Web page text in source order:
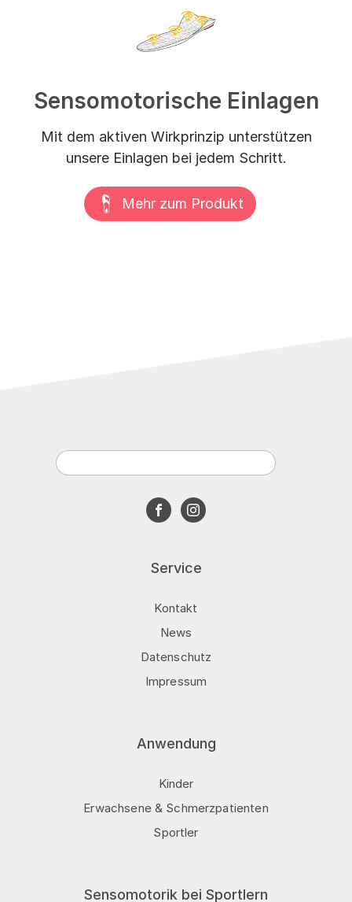
Sensomotorische Einlagen
Mit dem aktiven Wirkprinzip unterstützen
unsere Einlagen bei jedem Schritt.
Mehr zum Produkt
Service
Kontakt
News
Datenschutz
Impressum
Anwendung
Kinder
Erwachsene & Schmerzpatienten
Sportler
Sensomotorik bei Sportlern